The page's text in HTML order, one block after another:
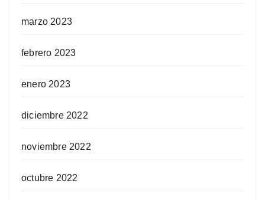
marzo 2023
febrero 2023
enero 2023
diciembre 2022
noviembre 2022
octubre 2022